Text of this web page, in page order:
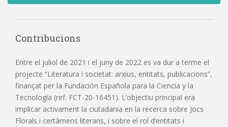
Contribucions
Entre el juliol de 2021 i el juny de 2022 es va dur a terme el
projecte “Literatura i societat: arxius, entitats, publicacions”,
finançat per la Fundación Española para la Ciencia y la
Tecnología (ref. FCT-20-16451). L’objectiu principal era
implicar activament la ciutadania en la recerca sobre Jocs
Florals i certàmens literaris, i sobre el rol d’entitats i